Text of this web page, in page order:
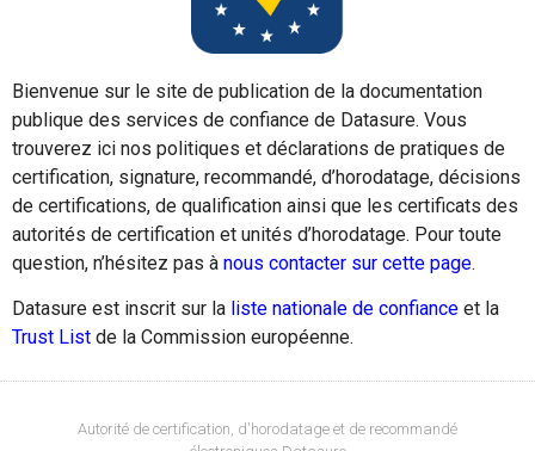
Bienvenue sur le site de publication de la documentation
publique des services de confiance de Datasure. Vous
trouverez ici nos politiques et déclarations de pratiques de
certification, signature, recommandé, d’horodatage, décisions
de certifications, de qualification ainsi que les certificats des
autorités de certification et unités d’horodatage. Pour toute
question, n’hésitez pas à nous contacter sur cette page.
Datasure est inscrit sur la liste nationale de confiance et la
Trust List de la Commission européenne.
Autorité de certification, d'horodatage et de recommandé